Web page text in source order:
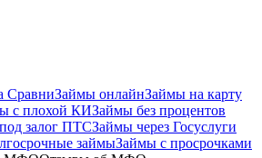
СравниЗаймы онлайнЗаймы на карту
с плохой КИЗаймы без процентов
залог ПТСЗаймы через Госуслуги
займыЗаймы с просрочками